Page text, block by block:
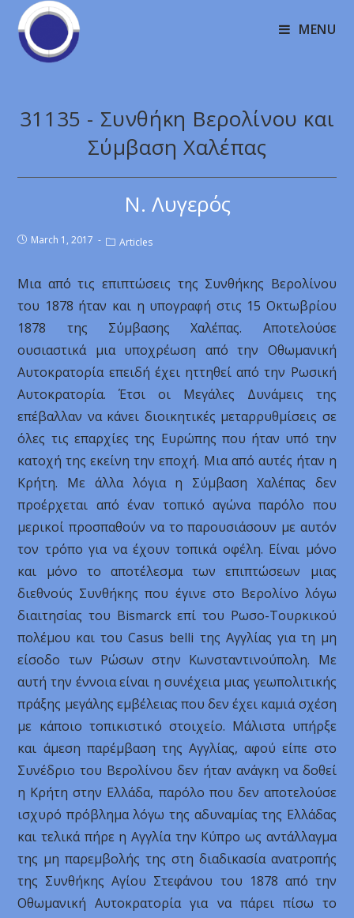
MENU
31135 - Συνθήκη Βερολίνου και
Σύμβαση Χαλέπας
Ν. Λυγερός
March 1, 2017 Articles
Μια από τις επιπτώσεις της Συνθήκης Βερολίνου
του 1878 ήταν και η υπογραφή στις 15 Οκτωβρίου
1878 της Σύμβασης Χαλέπας. Αποτελούσε
ουσιαστικά μια υποχρέωση από την Οθωμανική
Αυτοκρατορία επειδή έχει ηττηθεί από την Ρωσική
Αυτοκρατορία. Έτσι οι Μεγάλες Δυνάμεις της
επέβαλλαν να κάνει διοικητικές μεταρρυθμίσεις σε
όλες τις επαρχίες της Ευρώπης που ήταν υπό την
κατοχή της εκείνη την εποχή. Μια από αυτές ήταν η
Κρήτη. Με άλλα λόγια η Σύμβαση Χαλέπας δεν
προέρχεται από έναν τοπικό αγώνα παρόλο που
μερικοί προσπαθούν να το παρουσιάσουν με αυτόν
τον τρόπο για να έχουν τοπικά οφέλη. Είναι μόνο
και μόνο το αποτέλεσμα των επιπτώσεων μιας
διεθνούς Συνθήκης που έγινε στο Βερολίνο λόγω
διαιτησίας του Bismarck επί του Ρωσο-Τουρκικού
πολέμου και του Casus belli της Αγγλίας για τη μη
είσοδο των Ρώσων στην Κωνσταντινούπολη. Με
αυτή την έννοια είναι η συνέχεια μιας γεωπολιτικής
πράξης μεγάλης εμβέλειας που δεν έχει καμιά σχέση
με κάποιο τοπικιστικό στοιχείο. Μάλιστα υπήρξε
και άμεση παρέμβαση της Αγγλίας, αφού είπε στο
Συνέδριο του Βερολίνου δεν ήταν ανάγκη να δοθεί
η Κρήτη στην Ελλάδα, παρόλο που δεν αποτελούσε
ισχυρό πρόβλημα λόγω της αδυναμίας της Ελλάδας
και τελικά πήρε η Αγγλία την Κύπρο ως αντάλλαγμα
της μη παρεμβολής της στη διαδικασία ανατροπής
της Συνθήκης Αγίου Στεφάνου του 1878 από την
Οθωμανική Αυτοκρατορία για να πάρει πίσω το